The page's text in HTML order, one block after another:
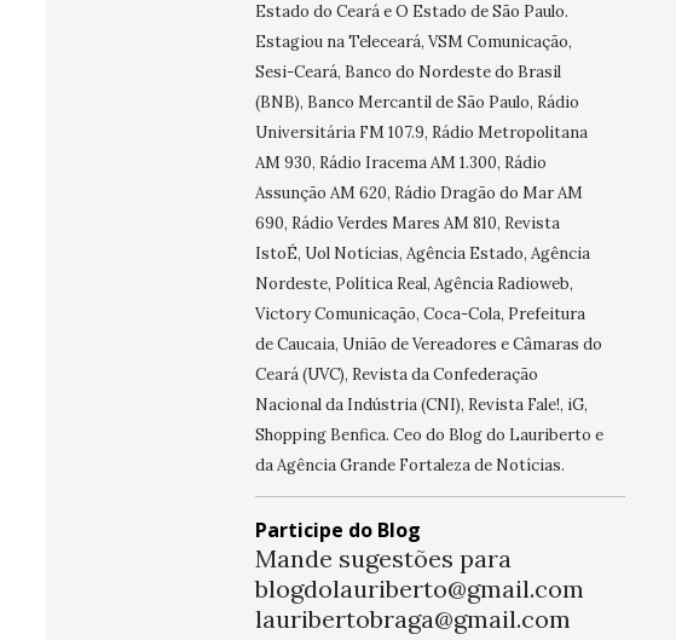
Estado do Ceará e O Estado de São Paulo.
Estagiou na Teleceará, VSM Comunicação,
Sesi-Ceará, Banco do Nordeste do Brasil
(BNB), Banco Mercantil de São Paulo, Rádio
Universitária FM 107.9, Rádio Metropolitana
AM 930, Rádio Iracema AM 1.300, Rádio
Assunção AM 620, Rádio Dragão do Mar AM
690, Rádio Verdes Mares AM 810, Revista
IstoÉ, Uol Notícias, Agência Estado, Agência
Nordeste, Política Real, Agência Radioweb,
Victory Comunicação, Coca-Cola, Prefeitura
de Caucaia, União de Vereadores e Câmaras do
Ceará (UVC), Revista da Confederação
Nacional da Indústria (CNI), Revista Fale!, iG,
Shopping Benfica. Ceo do Blog do Lauriberto e
da Agência Grande Fortaleza de Notícias.
Participe do Blog
Mande sugestões para
blogdolauriberto@gmail.com
lauribertobraga@gmail.com